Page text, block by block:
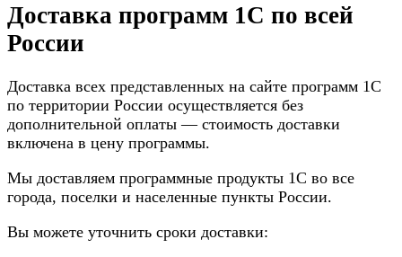
Доставка программ 1С по всей
России
Доставка всех представленных на сайте программ 1С
по территории России осуществляется без
дополнительной оплаты — стоимость доставки
включена в цену программы.
Мы доставляем программные продукты 1С во все
города, поселки и населенные пункты России.
Вы можете уточнить сроки доставки: